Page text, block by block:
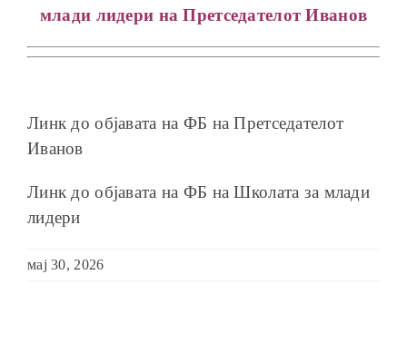
млади лидери на Претседателот Иванов
Линк до објавата на ФБ на Претседателот
Иванов
Линк до објавата на ФБ на Школата за млади
лидери
мај 30, 2026